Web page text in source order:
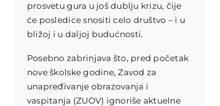
prosvetu gura u još dublju krizu, čije
će posledice snositi celo društvo – i u
bližoj i u daljoj budućnosti.
Posebno zabrinjava što, pred početak
nove školske godine, Zavod za
unapređivanje obrazovanja i
vaspitanja (ZUOV) ignoriše aktuelne